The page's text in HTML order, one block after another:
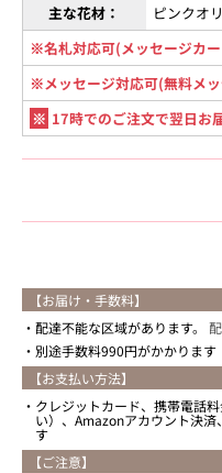
主な花材：
ピンクオ
※名札対応可(メッセージカ
※メッセージ対応可(無料メ
※ 17時でのご注文で翌日お
【お届け・手数料】
配達不能な区域があります。
別途手数料990円がかかります
【お支払い方法】
クレジットカード、携帯電話
い）、Amazonアカウント決
す
【ご注意】